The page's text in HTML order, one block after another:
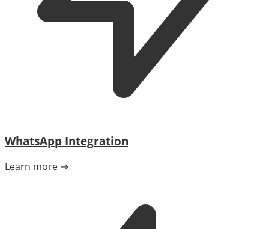
WhatsApp Integration
Learn more →